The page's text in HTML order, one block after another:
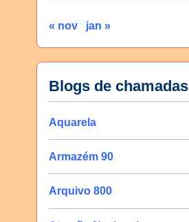
« nov jan »
Blogs de chamadas
Aquarela
Armazém 90
Arquivo 800